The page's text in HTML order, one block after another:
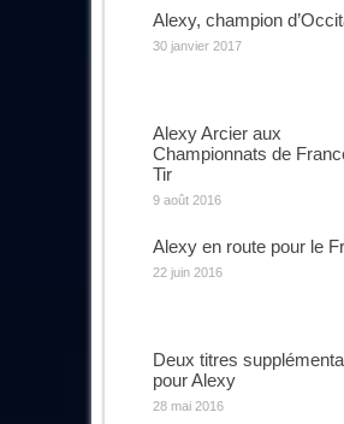
Alexy, champion
30 janvier 2017
Alexy Arcier aux
Championnats de
Tir
9 août 2016
Alexy en route pour le
22 juin 2016
Deux titres
pour Alexy
28 mai 2016